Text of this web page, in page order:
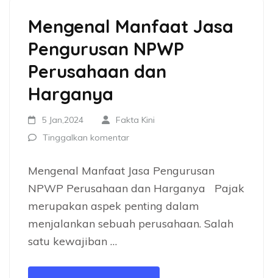
Mengenal Manfaat Jasa
Pengurusan NPWP
Perusahaan dan
Harganya
5 Jan,2024
Fakta Kini
Tinggalkan komentar
Mengenal Manfaat Jasa Pengurusan
NPWP Perusahaan dan Harganya Pajak
merupakan aspek penting dalam
menjalankan sebuah perusahaan. Salah
satu kewajiban …